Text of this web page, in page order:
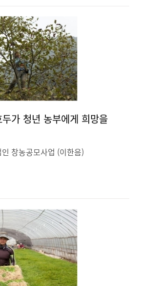
가 청년 농부에게 희망을
창농공모사업 (이한음)